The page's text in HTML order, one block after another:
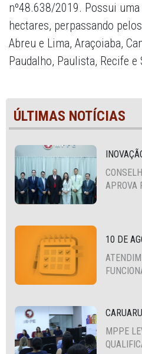
nº48.638/2019. Possui
hectares, perpassando
Abreu e Lima, Araçoiaba,
Paudalho, Paulista, Recife
ÚLTIMAS NOTÍCIAS
APROVA
10 DE
CARUARU
MPPE